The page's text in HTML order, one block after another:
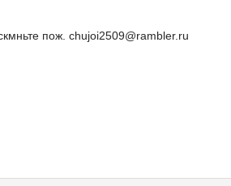
пож. chujoi2509@rambler.ru